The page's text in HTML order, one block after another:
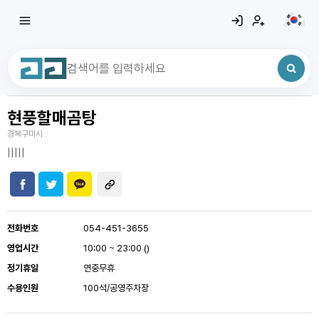
최근 검색어
현풍할매곰탕
경북구미시
전화번호
054-451-3655
영업시간
10:00 ~ 23:00 ()
정기휴일
연중무휴
수용인원
100석/공영주차장